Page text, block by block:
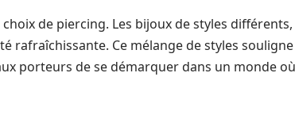
de piercing. Les bijoux de styles différents,
rafraîchissante. Ce mélange de styles souligne
porteurs de se démarquer dans un monde où